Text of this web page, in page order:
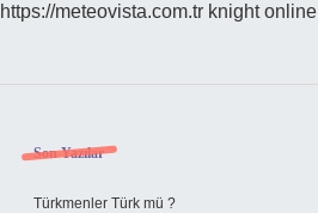
https://meteovista.com.tr knight online
Sidebar
Son Yazılar
Türkmenler Türk mü ?